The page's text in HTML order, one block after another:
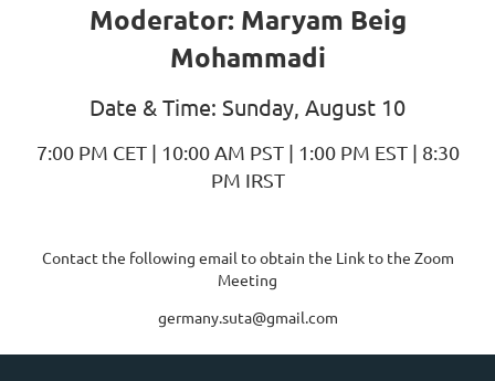
Moderator: Maryam Beig
Mohammadi
Date & Time: Sunday, August 10
7:00 PM CET | 10:00 AM PST | 1:00 PM EST | 8:30
PM IRST
Contact the following email to obtain the Link to the Zoom
Meeting
germany.suta@gmail.com